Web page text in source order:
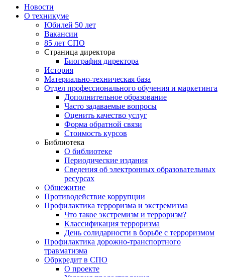
Новости
О техникуме
Юбилей 50 лет
Вакансии
85 лет СПО
Страница директора
Биография директора
История
Материально-техническая база
Отдел профессионального обучения и маркетинга
Дополнительное образование
Часто задаваемые вопросы
Оценить качество услуг
Форма обратной связи
Стоимость курсов
Библиотека
О библиотеке
Периодические издания
Сведения об электронных образовательных
ресурсах
Общежитие
Противодействие коррупции
Профилактика терроризма и экстремизма
Что такое экстремизм и терроризм?
Классификация терроризма
День солидарности в борьбе с терроризмом
Профилактика дорожно-транспортного
травматизма
Обркредит в СПО
О проекте